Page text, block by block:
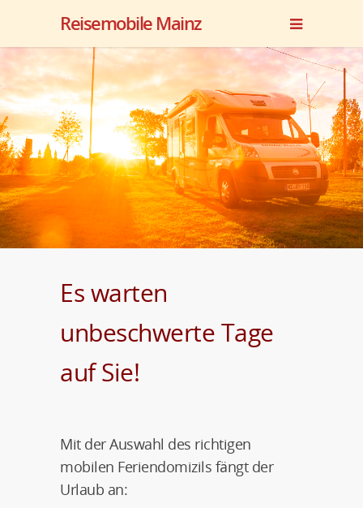
Reisemobile Mainz
Es warten
unbeschwerte Tage
auf Sie!
Mit der Auswahl des richtigen
mobilen Feriendomizils fängt der
Urlaub an: